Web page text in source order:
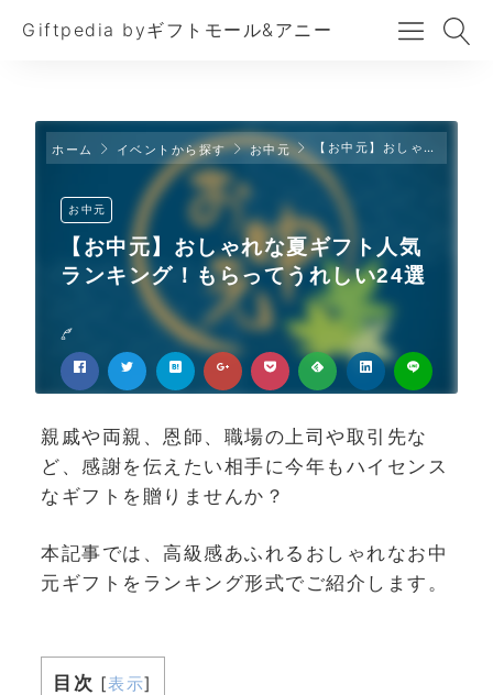
Giftpedia byギフトモール&アニー
ホーム イベントから探す お中元 【お中元】おしゃれな夏ギフト人気ランキング！もらってうれしい24選
お中元
【お中元】おしゃれな夏ギフト人気
ランキング！もらってうれしい24選
親戚や両親、恩師、職場の上司や取引先な
ど、感謝を伝えたい相手に今年もハイセンス
なギフトを贈りませんか？
本記事では、高級感あふれるおしゃれなお中
元ギフトをランキング形式でご紹介します。
目次 [表示]